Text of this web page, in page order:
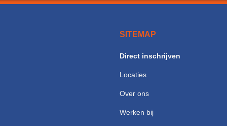
SITEMAP
Direct inschrijven
Locaties
Over ons
Werken bij